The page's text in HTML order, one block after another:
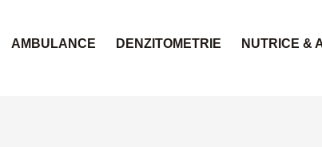
AMBULANCE DENZITOMETRIE NUTRICE &